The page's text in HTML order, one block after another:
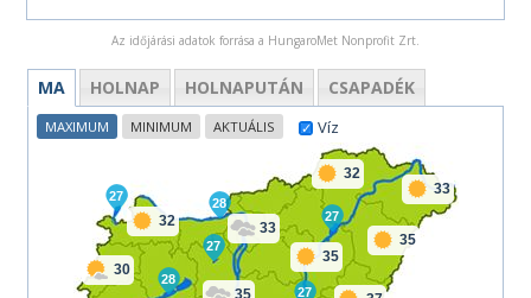
Az időjárási adatok forrása a HungaroMet Nonprofit Zrt.
MA HOLNAP HOLNAPUTÁN CSAPADÉK
32
30
35
35
33
32
35
33
27
28
27
28
27
27
Víz
MAXIMUM MINIMUM AKTUÁLIS